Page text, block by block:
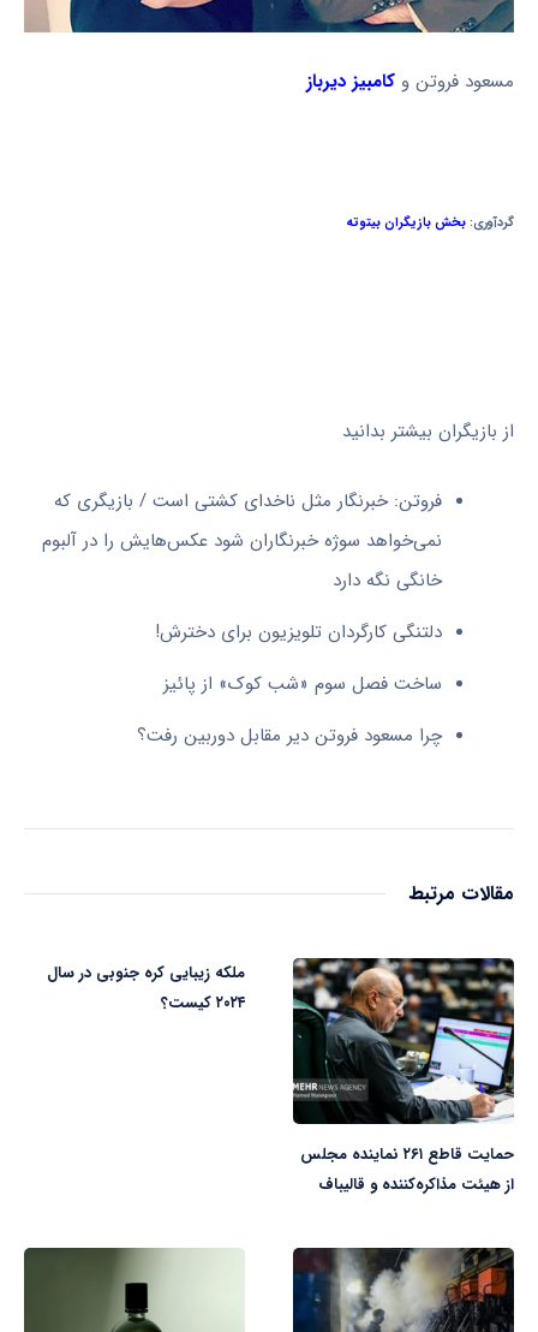
مسعود فروتن و کامبیز دیرباز
گردآوری:بخش بازیگران بیتوته
از بازیگران بیشتر بدانید
فروتن: خبرنگار مثل ناخدای کشتی است / بازیگری که
نمی‌خواهد سوژه خبرنگاران شود عکس‌هایش را در آلبوم
خانگی نگه دارد
دلتنگی کارگردان تلویزیون برای دخترش!
ساخت فصل سوم «شب کوک» از پائیز
چرا مسعود فروتن دیر مقابل دوربین رفت؟
مقالات مرتبط
حمایت قاطع ۲۶۱ نماینده مجلس
از هیئت مذاکره‌کننده و قالیباف
ملکه زیبایی کره جنوبی در سال
۲۰۲۴ کیست؟